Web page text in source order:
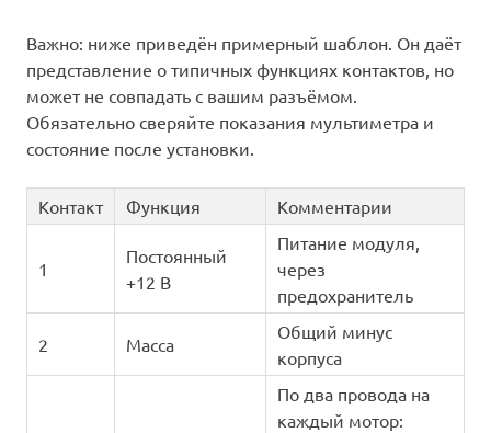
Важно: ниже приведён примерный шаблон. Он даёт
представление о типичных функциях контактов, но
может не совпадать с вашим разъёмом.
Обязательно сверяйте показания мультиметра и
состояние после установки.
Контакт Функция Комментарии
1
Постоянный
+12 В
Питание модуля,
через
предохранитель
2 Масса
Общий минус
корпуса
По два провода на
каждый мотор: